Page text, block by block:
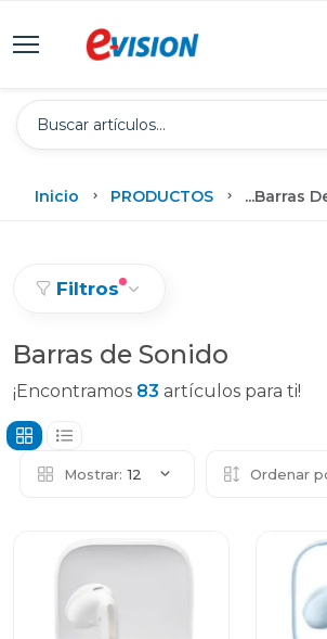
Inicio PRODUCTOS ...Barras
Filtros
Barras de Sonido
¡Encontramos 83 artículos para ti!
Mostrar: 12 Ordenar